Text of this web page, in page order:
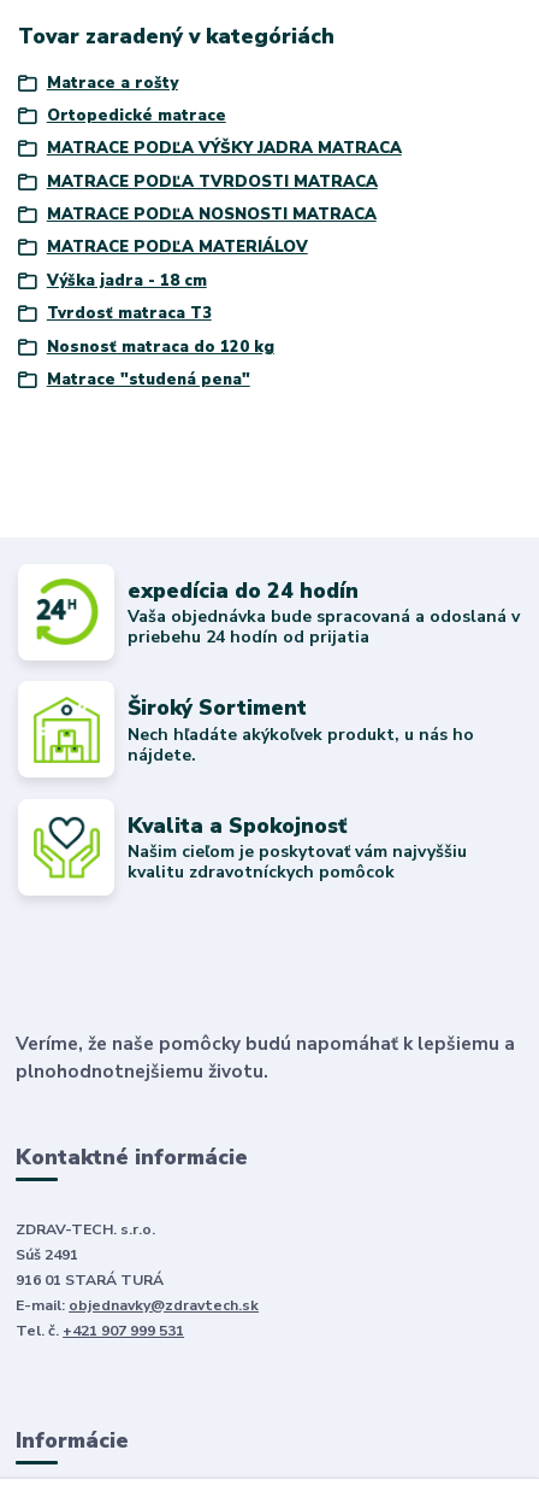
Tovar zaradený v kategóriách
Matrace a rošty
Ortopedické matrace
MATRACE PODĽA VÝŠKY JADRA MATRACA
MATRACE PODĽA TVRDOSTI MATRACA
MATRACE PODĽA NOSNOSTI MATRACA
MATRACE PODĽA MATERIÁLOV
Výška jadra - 18 cm
Tvrdosť matraca T3
Nosnosť matraca do 120 kg
Matrace "studená pena"
expedícia do 24 hodín
Vaša objednávka bude spracovaná a odoslaná v
priebehu 24 hodín od prijatia
Široký Sortiment
Nech hľadáte akýkoľvek produkt, u nás ho
nájdete.
Kvalita a Spokojnosť
Našim cieľom je poskytovať vám najvyššiu
kvalitu zdravotníckych pomôcok
Veríme, že naše pomôcky budú napomáhať k lepšiemu a
plnohodnotnejšiemu životu.
Kontaktné informácie
ZDRAV-TECH. s.r.o.
Súš 2491
916 01 STARÁ TURÁ
E-mail: objednavky@zdravtech.sk
Tel. č. +421 907 999 531
Informácie